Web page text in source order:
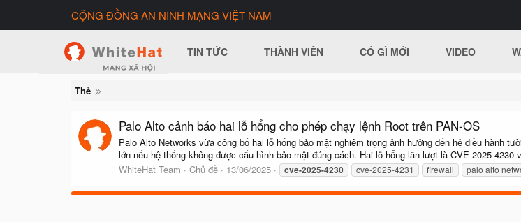
CỘNG ĐỒNG AN NINH MẠNG VIỆT NAM
TIN TỨC THÀNH VIÊN CÓ GÌ MỚI VIDEO
Thẻ
Palo Alto cảnh báo hai lỗ hổng cho phép chạy lệnh Root trên PAN-OS
Palo Alto Networks vừa công bố hai lỗ hổng bảo mật nghiêm trọng ảnh hưởng đến hệ điều hành
lớn nếu hệ thống không được cấu hình bảo mật đúng cách. Hai lỗ hổng lần lượt là CVE-2025-4230
WhiteHat Team
Chủ đề 13/06/2025 cve-2025-4230 cve-2025-4231 firewall palo alto